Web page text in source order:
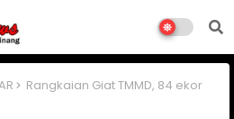
Rangkaian Giat TMMD, 84 ekor